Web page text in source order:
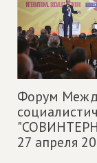
Форум
27 апреля